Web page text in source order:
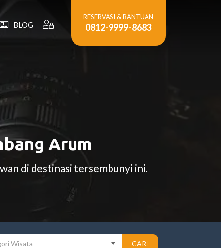
BLOG
RESERVASI & BANTUAN
0812-9999-8683
Arum
di destinasi tersembunyi ini.
Wisata CARI